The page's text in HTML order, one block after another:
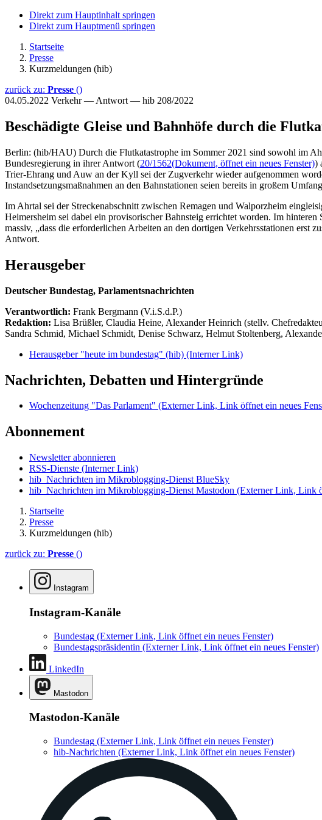
Direkt zum Hauptinhalt springen
Direkt zum Hauptmenü springen
Startseite
Presse
Kurzmeldungen (hib)
zurück zu: Presse ()
04.05.2022 Verkehr — Antwort — hib 208/2022
Beschädigte Gleise und Bahnhöfe durch die
Berlin: (hib/HAU) Durch die Flutkatastrophe im Sommer 2021 sind sowohl im
Bundesregierung in ihrer Antwort (20/1562(Dokument, öffnet ein neues Fenster))
Trier-Ehrang und Auw an der Kyll sei der Zugverkehr wieder aufgenommen
Instandsetzungsmaßnahmen an den Bahnstationen seien bereits in großem
Im Ahrtal sei der Streckenabschnitt zwischen Remagen und Walporzheim
Heimersheim sei dabei ein provisorischer Bahnsteig errichtet worden. Im
massiv, „dass die erforderlichen Arbeiten an den dortigen Verkehrsstationen erst
Antwort.
Herausgeber
Deutscher Bundestag, Parlamentsnachrichten
Verantwortlich: Frank Bergmann (V.i.S.d.P.)
Redaktion: Lisa Brüßler, Claudia Heine, Alexander Heinrich (stellv.
Sandra Schmid, Michael Schmidt, Denise Schwarz, Helmut Stoltenberg,
Herausgeber "heute im bundestag" (hib) (Interner Link)
Nachrichten, Debatten und Hintergründe
Wochenzeitung "Das Parlament" (Externer Link, Link öffnet ein neues
Abonnement
Newsletter abonnieren
RSS-Dienste (Interner Link)
hib_Nachrichten im Mikroblogging-Dienst BlueSky
hib_Nachrichten im Mikroblogging-Dienst Mastodon (Externer Link, Link
Startseite
Presse
Kurzmeldungen (hib)
zurück zu: Presse ()
Instagram
Instagram-Kanäle
Bundestag (Externer Link, Link öffnet ein neues Fenster)
Bundestagspräsidentin (Externer Link, Link öffnet ein neues Fenster)
LinkedIn
Mastodon
Mastodon-Kanäle
Bundestag (Externer Link, Link öffnet ein neues Fenster)
hib-Nachrichten (Externer Link, Link öffnet ein neues Fenster)